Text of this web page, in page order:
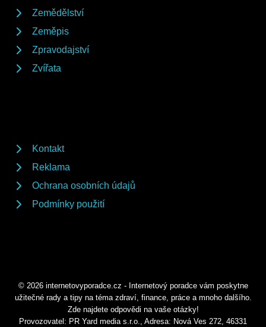
Zemědělství
Zeměpis
Zpravodajství
Zvířata
Kontakt
Reklama
Ochrana osobních údajů
Podmínky použití
© 2026 internetovyporadce.cz - Internetový poradce vám poskytne
užitečné rady a tipy na téma zdraví, finance, práce a mnoho dalšího.
Zde najdete odpovědi na vaše otázky!
Provozovatel: PR Yard media s.r.o., Adresa: Nová Ves 272, 46331